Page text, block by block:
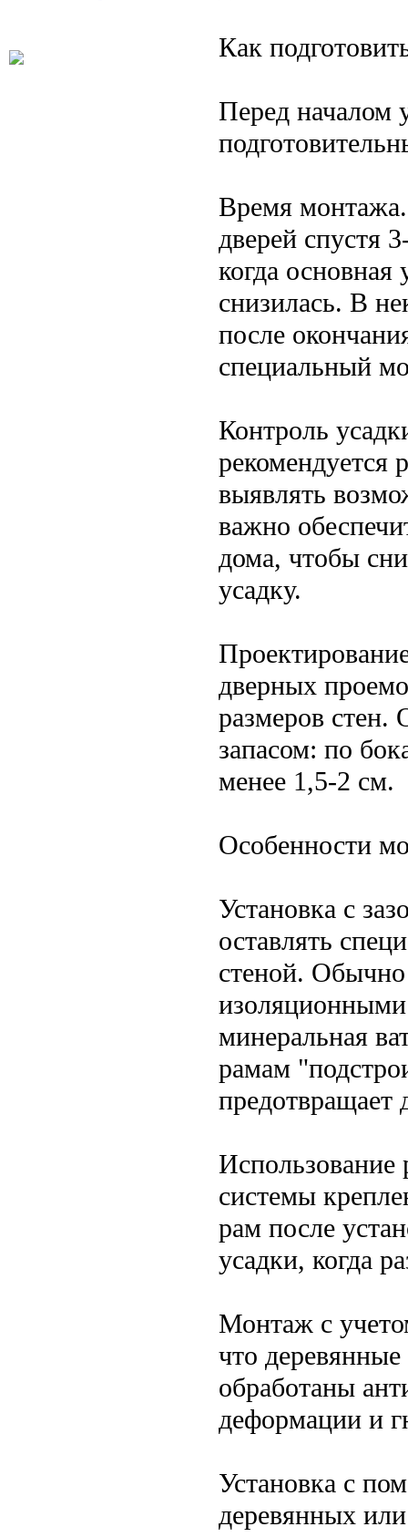
Как
Перед началом
Время
дверей спустя
когда
снизилась. В
после
специальный
Контроль
рекомендуется
выявлять
важно
дома, чтобы
усадку.
дверных
размеров стен.
запасом: по
менее 1,5-2 см.
Особенности
Установка с
оставлять
стеной. Обычно
минеральная
рамам
системы
рам после
усадки, когда
Монтаж с
что
обработаны
деформации и
Установка с
деревянных